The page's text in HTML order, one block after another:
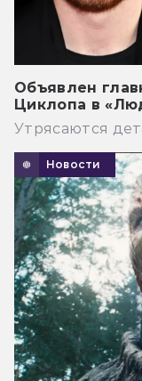
Объявлен
Циклопа в
Утрясаются
Новости